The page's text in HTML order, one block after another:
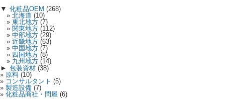
▼ 化粧品OEM (268)
北海道 (10)
東北地方 (7)
関東地方 (112)
中部地方 (29)
近畿地方 (63)
中国地方 (7)
四国地方 (8)
九州地方 (14)
► 包装資材 (38)
原料 (10)
コンサルタント (5)
製造設備 (7)
化粧品商社・問屋 (6)